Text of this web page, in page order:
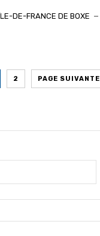
DE-FRANCE DE BOXE
2 PAGE